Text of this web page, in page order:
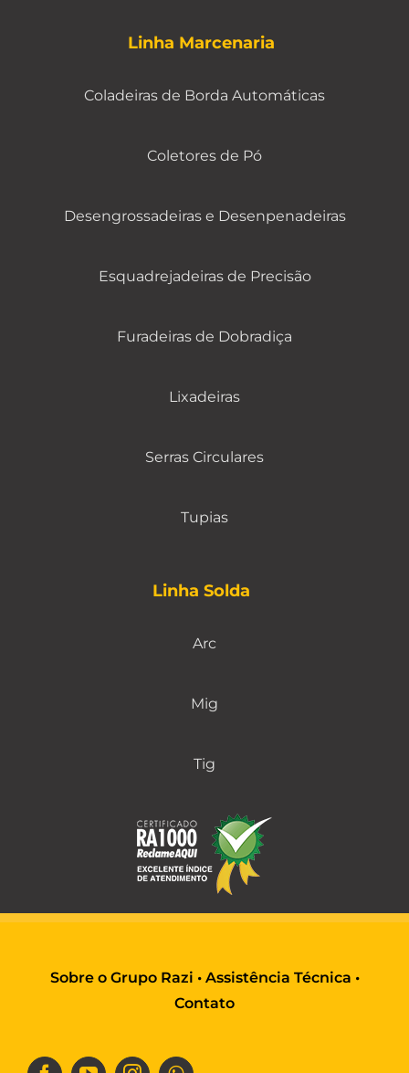
Linha Marcenaria
Coladeiras de Borda Automáticas
Coletores de Pó
Desengrossadeiras e Desenpenadeiras
Esquadrejadeiras de Precisão
Furadeiras de Dobradiça
Lixadeiras
Serras Circulares
Tupias
Linha Solda
Arc
Mig
Tig
Sobre o Grupo Razi • Assistência Técnica •
Contato